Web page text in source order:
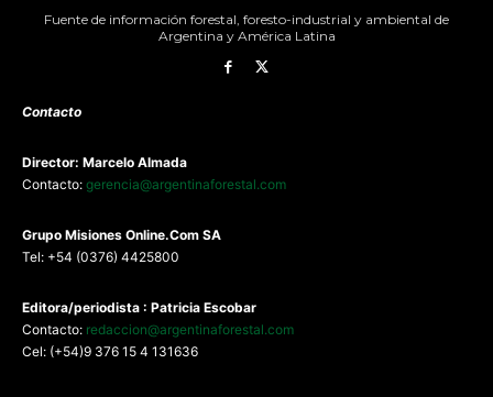
Fuente de información forestal, foresto-industrial y ambiental de
Argentina y América Latina
Contacto
Director: Marcelo Almada
Contacto: gerencia@argentinaforestal.com
Grupo Misiones Online.Com SA
Tel: +54 (0376) 4425800
Editora/periodista : Patricia Escobar
Contacto: redaccion@argentinaforestal.com
Cel: (+54)9 376 15 4 131636